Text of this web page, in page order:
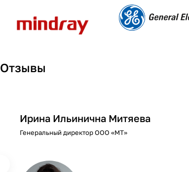
Отзывы
Ирина Ильинична Митяева
Генеральный директор ООО «МТ»